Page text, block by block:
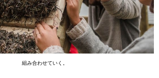
組み合わせていく。